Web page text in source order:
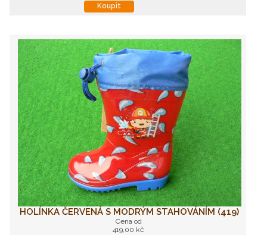
Koupit
HOLÍNKA ČERVENÁ S MODRÝM STAHOVÁNÍM (419)
Cena od
419,00 kč